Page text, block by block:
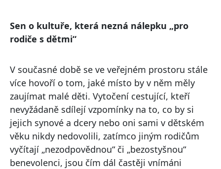
Sen o kultuře, která nezná nálepku „pro
rodiče s dětmi“
V současné době se ve veřejném prostoru stále
více hovoří o tom, jaké místo by v něm měly
zaujímat malé děti. Vytočení cestující, kteří
nevyžádaně sdílejí vzpomínky na to, co by si
jejich synové a dcery nebo oni sami v dětském
věku nikdy nedovolili, zatímco jiným rodičům
vyčítají „nezodpovědnou“ či „bezostyšnou“
benevolenci, jsou čím dál častěji vnímáni